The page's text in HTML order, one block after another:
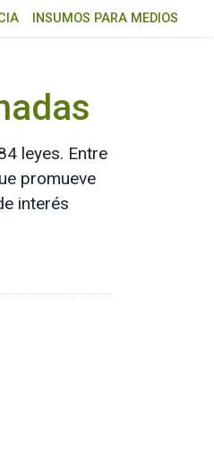
INSUMOS PARA MEDIOS
leyes. Entre
promueve
interés